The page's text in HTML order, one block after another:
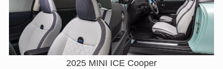
2025 MINI ICE Cooper